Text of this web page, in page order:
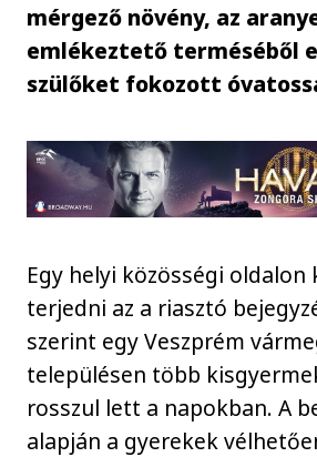
mérgező növény, az
emlékeztető terméséből
szülőket fokozott
Egy helyi közösségi oldalon
terjedni az a riasztó
szerint egy Veszprém
településen több
rosszul lett a napokban. A
alapján a gyerekek